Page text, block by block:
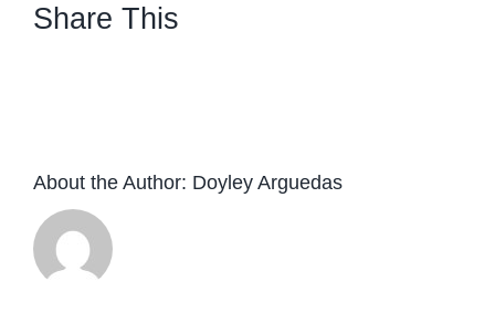
Share This
About the Author: Doyley Arguedas